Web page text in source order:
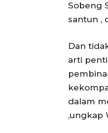
Sobeng
santun ,
Dan
arti
dalam
,ungkap